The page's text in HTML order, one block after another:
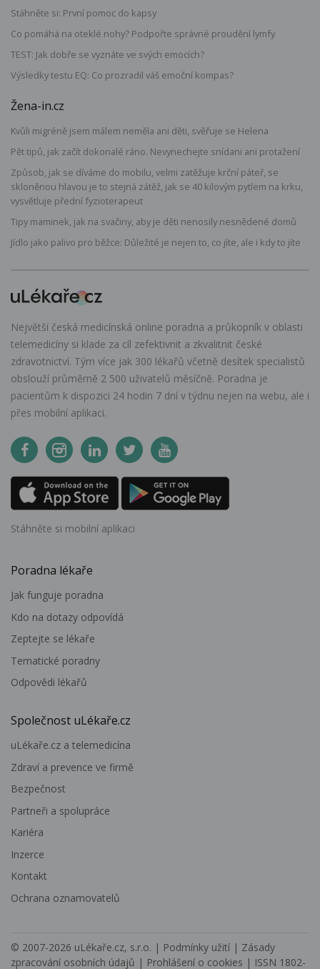
Stáhněte si: První pomoc do kapsy
Co pomáhá na oteklé nohy? Podpořte správné proudění lymfy
TEST: Jak dobře se vyznáte ve svých emocích?
Výsledky testu EQ: Co prozradil váš emoční kompas?
Žena-in.cz
Kvůli migréně jsem málem neměla ani děti, svěřuje se Helena
Pět tipů, jak začít dokonalé ráno. Nevynechejte snídani ani protažení
Způsob, jak se díváme do mobilu, velmi zatěžuje krční páteř, se
skloněnou hlavou je to stejná zátěž, jak se 40 kilovým pytlem na krku,
vysvětluje přední fyzioterapeut
Tipy maminek, jak na svačiny, aby je děti nenosily nesnědené domů
Jídlo jako palivo pro běžce: Důležité je nejen to, co jíte, ale i kdy to jíte
Největší česká medicínská online poradna a průkopník v oblasti
telemedicíny si klade za cíl zefektivnit a zkvalitnit české
zdravotnictví. Tým více jak 300 lékařů včetně desítek specialistů
obslouží průměrně 2 500 uživatelů měsíčně. Poradna je
pacientům k dispozici 24 hodin 7 dní v týdnu nejen na webu, ale i
přes mobilní aplikaci.
Stáhněte si mobilní aplikaci
Poradna lékaře
Jak funguje poradna
Kdo na dotazy odpovídá
Zeptejte se lékaře
Tematické poradny
Odpovědi lékařů
Společnost uLékaře.cz
uLékaře.cz a telemedicína
Zdraví a prevence ve firmě
Bezpečnost
Partneři a spolupráce
Kariéra
Inzerce
Kontakt
Ochrana oznamovatelů
© 2007-2026 uLékaře.cz, s.r.o. | Podmínky užití | Zásady
zpracování osobních údajů | Prohlášení o cookies | ISSN 1802-